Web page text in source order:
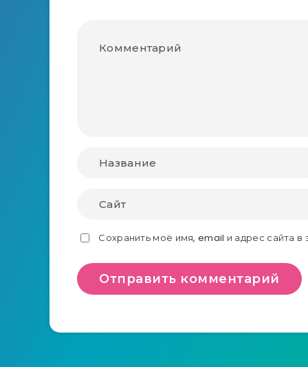
Сохранить моё имя, email и адрес сайта